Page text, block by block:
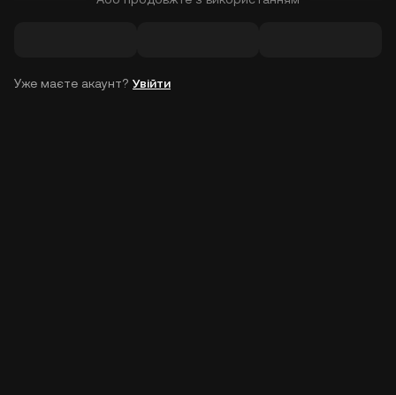
Уже маєте акаунт? Увійти